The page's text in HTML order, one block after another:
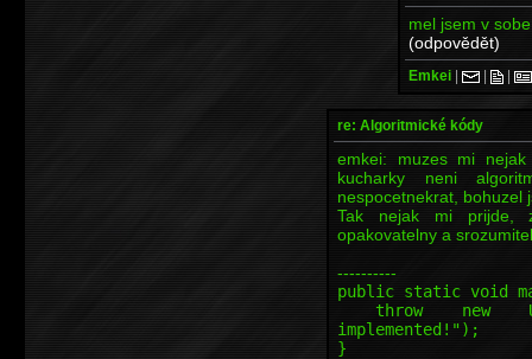
mel jsem v
(odpovědět)
Emkei | | |
re: Algoritmické kódy
emkei: muzes mi
kucharky neni
nespocetnekrat, bohuzel
Tak nejak mi prijde,
opakovatelny a
----------
public static void
throw new
implemented!");
}